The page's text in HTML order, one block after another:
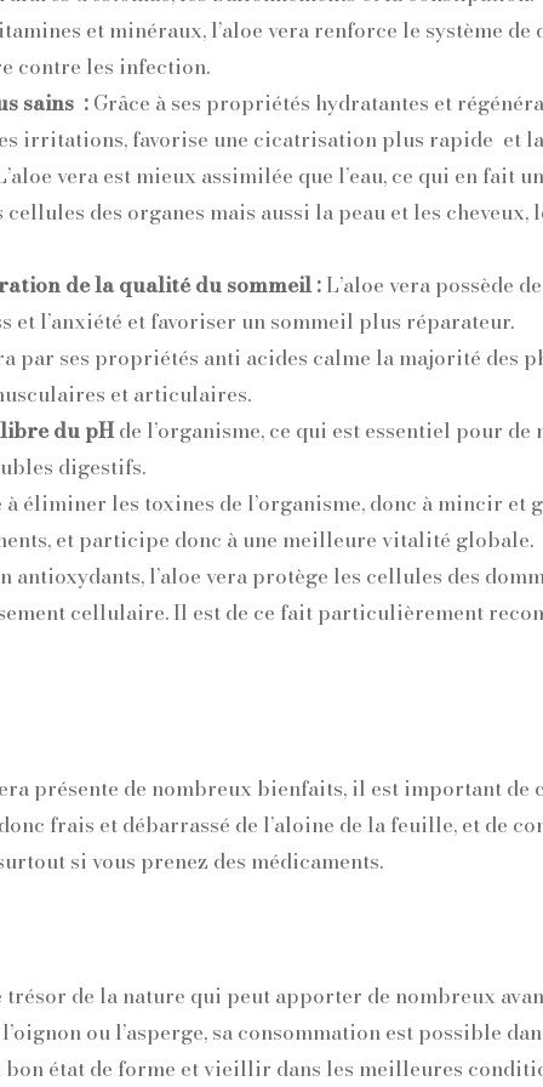
et minéraux, l’aloe vera renforce le système de
contre les infection.
sains :Grâce à ses propriétés hydratantes et
irritations, favorise une cicatrisation plus rapide et
vera est mieux assimilée que l’eau, ce qui en fait
des organes mais aussi la peau et les
de la qualité du sommeil :L’aloe vera possède
et l’anxiété et favoriser un sommeil plus réparateur.
par ses propriétés anti acides calme la majorité des
et articulaires.
du pHde l’organisme, ce qui est essentiel pour
digestifs.
à éliminer les toxines de l’organisme, donc à mincir et
et participe donc à une meilleure vitalité globale.
antioxydants, l’aloe vera protège les cellules des
cellulaire. Il est de ce fait particulièrement
présente de nombreux bienfaits, il est important
frais et débarrassé de l’aloine de la feuille, et de
si vous prenez des médicaments.
de la nature qui peut apporter de nombreux
ou l’asperge, sa consommation est possible
état de forme et vieillir dans les meilleures